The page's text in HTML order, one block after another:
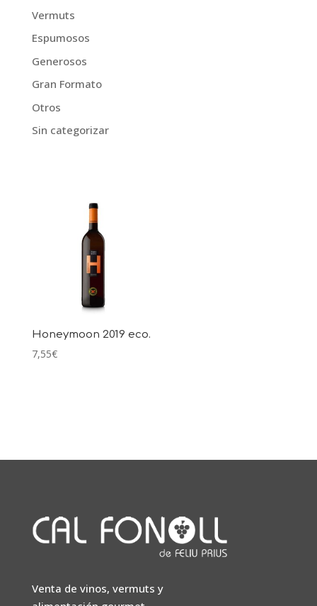
Vermuts
Espumosos
Generosos
Gran Formato
Otros
Sin categorizar
Honeymoon 2019 eco.
7,55€
Venta de vinos, vermuts y